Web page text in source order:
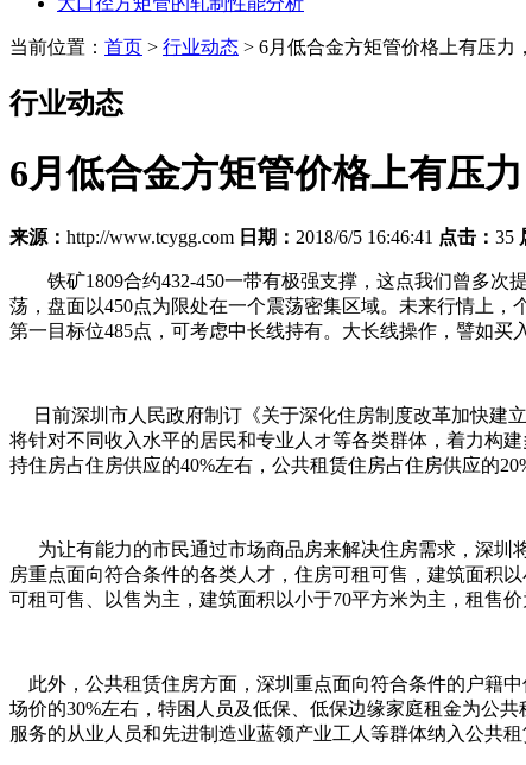
当前位置： 首页 > 行业动态 > 6月低合金方矩管价格上有压力
行业动态
6月低合金方矩管价格上有压
来源： http://www.tcygg.com 日期： 2018/6/5 16:46:41 点击： 35
铁矿1809合约432-450一带有极强支撑，这点我们曾多次
荡，盘面以450点为限处在一个震荡密集区域。未来行情上
第一目标位485点，可考虑中长线持有。大长线操作，譬如
日前深圳市人民政府制订《关于深化住房制度改革加快建
将针对不同收入水平的居民和专业人オ等各类群体，着力构
持住房占住房供应的40%左右，公共租赁住房占住房供应的
为让有能力的市民通过市场商品房来解决住房需求，深圳
房重点面向符合条件的各类人才，住房可租可售，建筑面积
可租可售、以售为主，建筑面积以小于70平方米为主，租售价
此外，公共租赁住房方面，深圳重点面向符合条件的户籍
场价的30%左右，特困人员及低保、低保边缘家庭租金为公
服务的从业人员和先进制造业蓝领产业工人等群体纳入公共租